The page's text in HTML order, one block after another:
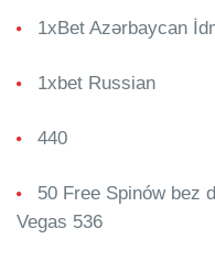
1xBet Azərbaycan
1xbet Russian
440
50 Free Spinów bez
Vegas 536